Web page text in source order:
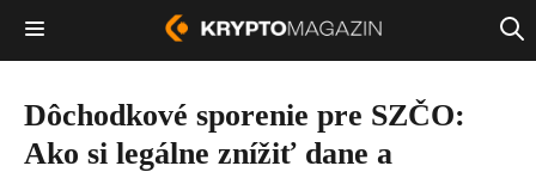
Dôchodkové sporenie pre SZČO:
Ako si legálne znížiť dane a